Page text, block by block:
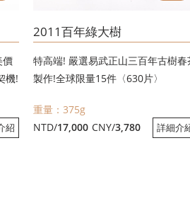
價
機!
紹
2011百年綠大樹
特高端! 嚴選易武正山三百年古樹春
製作!全球限量15件〈630片〉
重量：375g
NTD/17,000 CNY/3,780 詳細介